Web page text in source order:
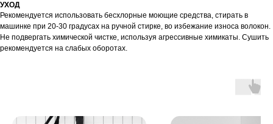
УХОД
Рекомендуется использовать бесхлорные моющие средства, стирать в
машинке при 20-30 градусах на ручной стирке, во избежание износа волокон.
Не подвергать химической чистке, используя агрессивные химикаты. Сушить
рекомендуется на слабых оборотах.